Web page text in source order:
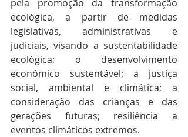
pela promoção da transformação
ecológica, a partir de medidas
legislativas, administrativas e
judiciais, visando a sustentabilidade
ecológica; o desenvolvimento
econômico sustentável; a justiça
social, ambiental e climática; a
consideração das crianças e das
gerações futuras; resiliência a
eventos climáticos extremos.